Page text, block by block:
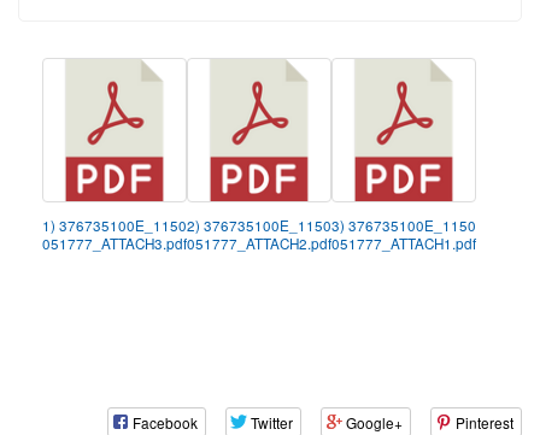
1) 376735100E_1150
051777_ATTACH3.pdf
2) 376735100E_1150
051777_ATTACH2.pdf
3) 376735100E_1150
051777_ATTACH1.pdf
Facebook Twitter Google+ Pinterest